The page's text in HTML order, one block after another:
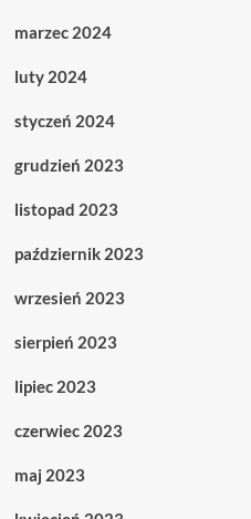
marzec 2024
luty 2024
styczeń 2024
grudzień 2023
listopad 2023
październik 2023
wrzesień 2023
sierpień 2023
lipiec 2023
czerwiec 2023
maj 2023